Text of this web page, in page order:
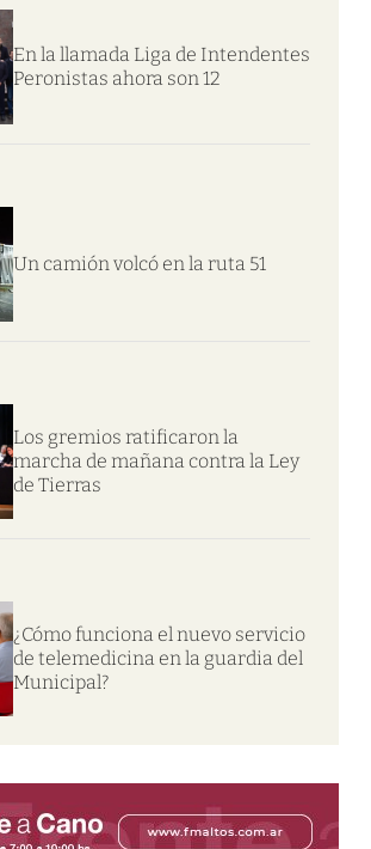
En la llamada Liga de Intendentes
Peronistas ahora son 12
Un camión volcó en la ruta 51
Los gremios ratificaron la
marcha de mañana contra la Ley
de Tierras
¿Cómo funciona el nuevo servicio
de telemedicina en la guardia del
Municipal?